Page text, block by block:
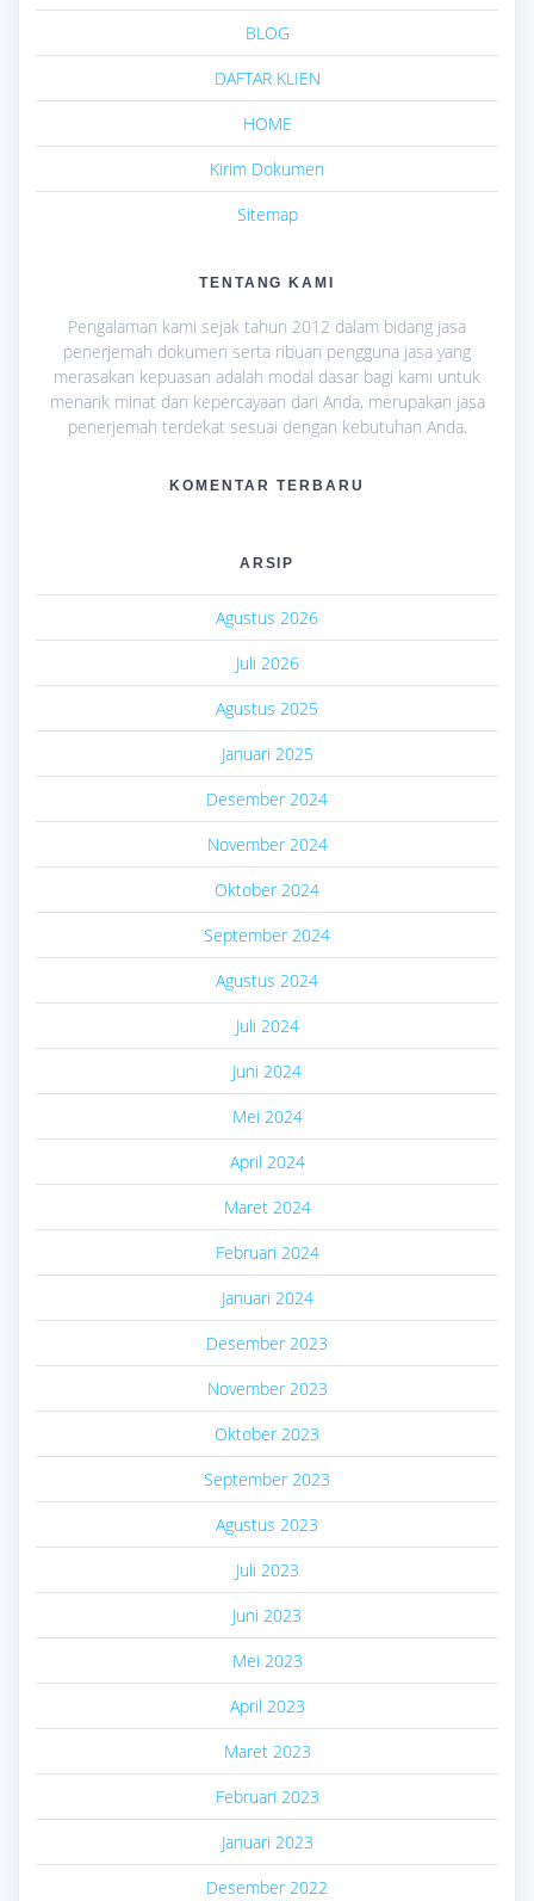
BLOG
DAFTAR KLIEN
HOME
Kirim Dokumen
Sitemap
TENTANG KAMI
Pengalaman kami sejak tahun 2012 dalam bidang jasa
penerjemah dokumen serta ribuan pengguna jasa yang
merasakan kepuasan adalah modal dasar bagi kami untuk
menarik minat dan kepercayaan dari Anda, merupakan jasa
penerjemah terdekat sesuai dengan kebutuhan Anda.
KOMENTAR TERBARU
ARSIP
Agustus 2026
Juli 2026
Agustus 2025
Januari 2025
Desember 2024
November 2024
Oktober 2024
September 2024
Agustus 2024
Juli 2024
Juni 2024
Mei 2024
April 2024
Maret 2024
Februari 2024
Januari 2024
Desember 2023
November 2023
Oktober 2023
September 2023
Agustus 2023
Juli 2023
Juni 2023
Mei 2023
April 2023
Maret 2023
Februari 2023
Januari 2023
Desember 2022